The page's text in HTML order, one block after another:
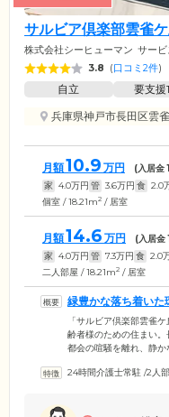
サルビア倶楽部雲雀
株式会社シーヒューマン サー
3.8 (口コミ2件)
自立 要支援
兵庫県神戸市長田区雲
月額10.9 万円 (入居金
家 4.0万円 管 3.6万円 食 2.0
個室 / 18.21m2 / 居室
月額14.6 万円 (入居金
家 4.0万円 管 7.3万円 食 2.0
二人部屋 / 18.21m2 / 居室
緑豊かな落ち着いた
「サルビア倶楽部雲雀
齢者様のための住まい。
都会の喧騒を離れ、静
宅配便の受け取りや不在
24時間介護士常駐 /2人